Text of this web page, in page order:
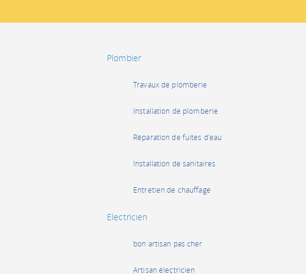
Plombier
Travaux de plomberie
Installation de plomberie
Réparation de fuites d'eau
Installation de sanitaires
Entretien de chauffage
Electricien
bon artisan pas cher
Artisan électricien